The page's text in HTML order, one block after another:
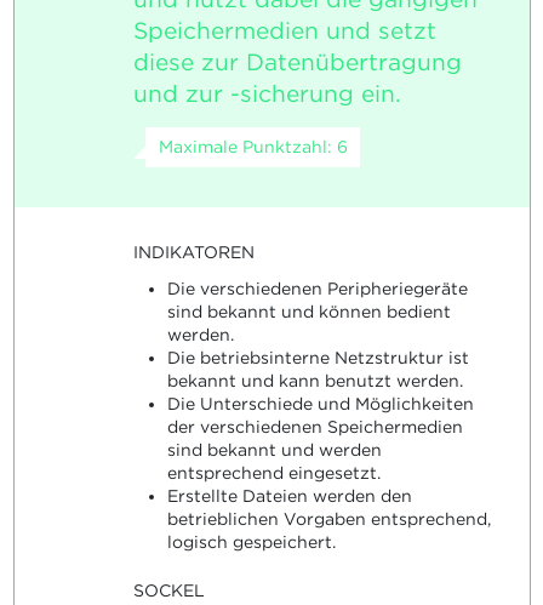
Speichermedien und setzt
diese zur Datenübertragung
und zur -sicherung ein.
Maximale Punktzahl: 6
INDIKATOREN
Die verschiedenen Peripheriegeräte
sind bekannt und können bedient
werden.
Die betriebsinterne Netzstruktur ist
bekannt und kann benutzt werden.
Die Unterschiede und Möglichkeiten
der verschiedenen Speichermedien
sind bekannt und werden
entsprechend eingesetzt.
Erstellte Dateien werden den
betrieblichen Vorgaben entsprechend,
logisch gespeichert.
SOCKEL